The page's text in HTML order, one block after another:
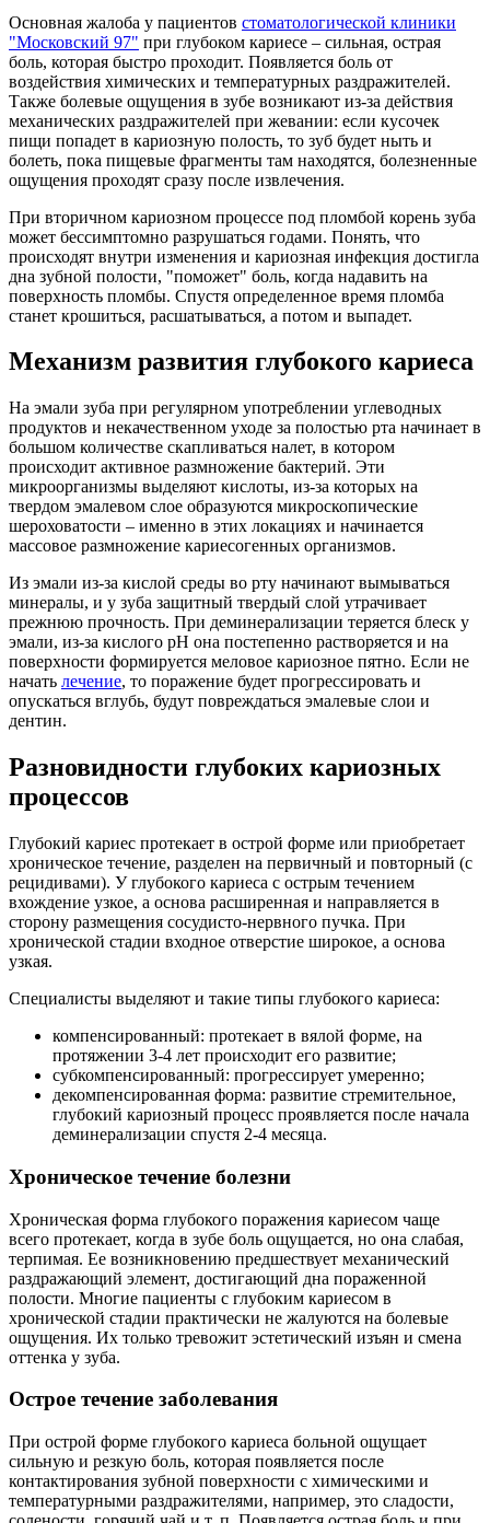
Основная жалоба у пациентов стоматологической клиники
"Московский 97" при глубоком кариесе – сильная, острая
боль, которая быстро проходит. Появляется боль от
воздействия химических и температурных раздражителей.
Также болевые ощущения в зубе возникают из-за действия
механических раздражителей при жевании: если кусочек
пищи попадет в кариозную полость, то зуб будет ныть и
болеть, пока пищевые фрагменты там находятся, болезненные
ощущения проходят сразу после извлечения.
При вторичном кариозном процессе под пломбой корень зуба
может бессимптомно разрушаться годами. Понять, что
происходят внутри изменения и кариозная инфекция достигла
дна зубной полости, "поможет" боль, когда надавить на
поверхность пломбы. Спустя определенное время пломба
станет крошиться, расшатываться, а потом и выпадет.
Механизм развития глубокого кариеса
На эмали зуба при регулярном употреблении углеводных
продуктов и некачественном уходе за полостью рта начинает в
большом количестве скапливаться налет, в котором
происходит активное размножение бактерий. Эти
микроорганизмы выделяют кислоты, из-за которых на
твердом эмалевом слое образуются микроскопические
шероховатости – именно в этих локациях и начинается
массовое размножение кариесогенных организмов.
Из эмали из-за кислой среды во рту начинают вымываться
минералы, и у зуба защитный твердый слой утрачивает
прежнюю прочность. При деминерализации теряется блеск у
эмали, из-за кислого pH она постепенно растворяется и на
поверхности формируется меловое кариозное пятно. Если не
начать лечение, то поражение будет прогрессировать и
опускаться вглубь, будут повреждаться эмалевые слои и
дентин.
Разновидности глубоких кариозных
процессов
Глубокий кариес протекает в острой форме или приобретает
хроническое течение, разделен на первичный и повторный (с
рецидивами). У глубокого кариеса с острым течением
вхождение узкое, а основа расширенная и направляется в
сторону размещения сосудисто-нервного пучка. При
хронической стадии входное отверстие широкое, а основа
узкая.
Специалисты выделяют и такие типы глубокого кариеса:
компенсированный: протекает в вялой форме, на
протяжении 3-4 лет происходит его развитие;
субкомпенсированный: прогрессирует умеренно;
декомпенсированная форма: развитие стремительное,
глубокий кариозный процесс проявляется после начала
деминерализации спустя 2-4 месяца.
Хроническое течение болезни
Хроническая форма глубокого поражения кариесом чаще
всего протекает, когда в зубе боль ощущается, но она слабая,
терпимая. Ее возникновению предшествует механический
раздражающий элемент, достигающий дна пораженной
полости. Многие пациенты с глубоким кариесом в
хронической стадии практически не жалуются на болевые
ощущения. Их только тревожит эстетический изъян и смена
оттенка у зуба.
Острое течение заболевания
При острой форме глубокого кариеса больной ощущает
сильную и резкую боль, которая появляется после
контактирования зубной поверхности с химическими и
температурными раздражителями, например, это сладости,